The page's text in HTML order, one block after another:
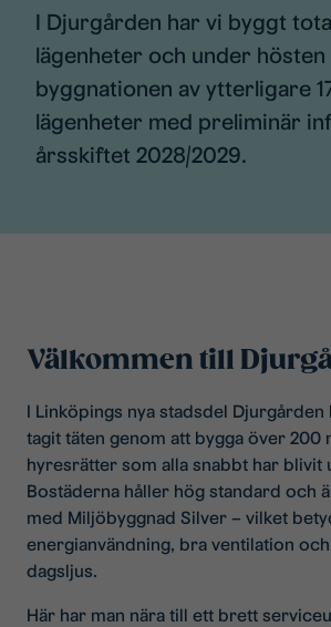
​I Djurgården har vi byggt
lägenheter och under
byggnationen av ytterligare
lägenheter med preliminär
årsskiftet 2028/2029.
Välkommen till
I Linköpings nya stadsdel Djurgården
tagit täten genom att bygga över 200
hyresrätter som alla snabbt har blivit
Bostäderna håller hög standard och
med Miljöbyggnad Silver – vilket
energianvändning, bra ventilation
dagsljus.
Här har man nära till ett brett